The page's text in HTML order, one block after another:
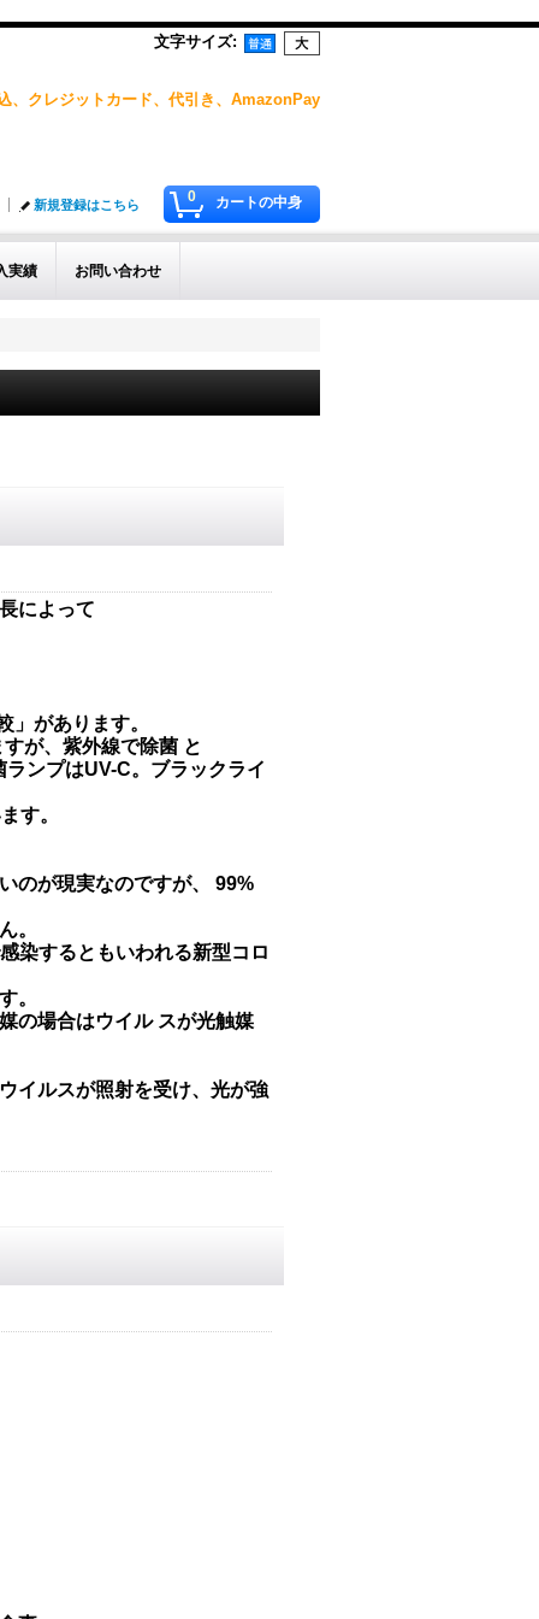
文字サイズ:
、クレジットカード、代引き、AmazonPay
0 カートの中身
新規登録はこちら
実績 お問い合わせ
によって
」があります。
が、紫外線で除菌 と
ンプはUV-C。ブラックライ
す。
のが現実なのですが、 99%
。
染するともいわれる新型コロ
。
の場合はウイル スが光触媒
イルスが照射を受け、光が強